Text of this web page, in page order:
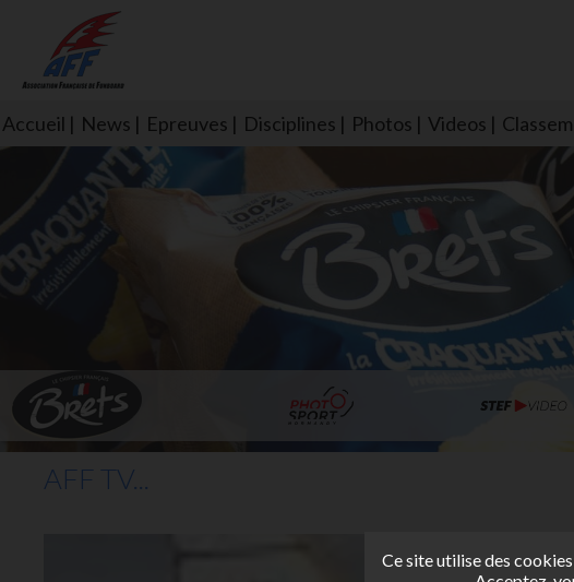
Accueil News Epreuves Disciplines Photos Videos
L'aff soutient les SNS253 et SNS604
AFF TV...
Ce site utilise des